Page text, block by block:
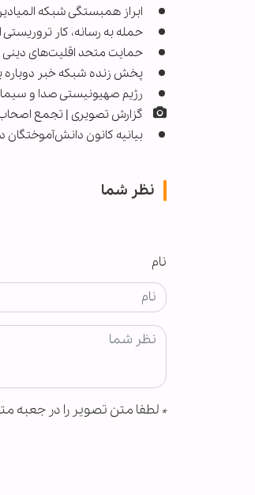
ابراز همبستگی شبکه
حمله به رسانه، کار
حمایت متحد اقلیت‌های دینی
پخش زنده شبکه خبر
رژیم صهیونیستی صدا و سیما
گزارش تصویری | تجمع
بیانیه کانون
نظر شما
نام
* لطفا متن تصویر را در جعبه